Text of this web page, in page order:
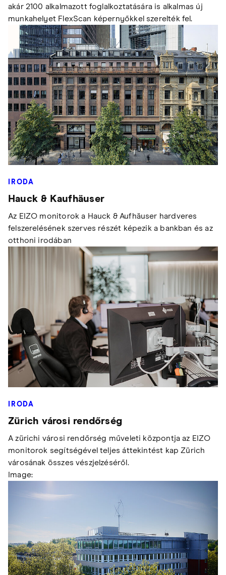
akár 2100 alkalmazott foglalkoztatására is alkalmas új
munkahelyet FlexScan képernyőkkel szerelték fel.
IRODA
Hauck & Kaufhäuser
Az EIZO monitorok a Hauck & Aufhäuser hardveres
felszerelésének szerves részét képezik a bankban és az
otthoni irodában
IRODA
Zürich városi rendőrség
A zürichi városi rendőrség műveleti központja az EIZO
monitorok segítségével teljes áttekintést kap Zürich
városának összes vészjelzéséről.
Image: